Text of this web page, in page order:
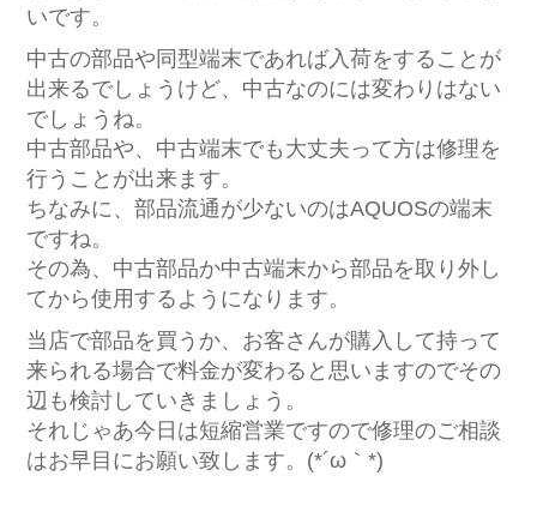
いです。
中古の部品や同型端末であれば入荷をすることが
出来るでしょうけど、中古なのには変わりはない
でしょうね。
中古部品や、中古端末でも大丈夫って方は修理を
行うことが出来ます。
ちなみに、部品流通が少ないのはAQUOSの端末
ですね。
その為、中古部品か中古端末から部品を取り外し
てから使用するようになります。
当店で部品を買うか、お客さんが購入して持って
来られる場合で料金が変わると思いますのでその
辺も検討していきましょう。
それじゃあ今日は短縮営業ですので修理のご相談
はお早目にお願い致します。(*´ω｀*)